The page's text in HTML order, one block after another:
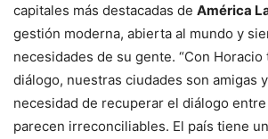
capitales más destacadas de América
gestión moderna, abierta al mundo y
necesidades de su gente. “Con
diálogo, nuestras ciudades son amigas
necesidad de recuperar el diálogo
parecen irreconciliables. El país tiene